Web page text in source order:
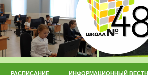
РАСПИСАНИЕ ИНФОРМАЦИОННЫЙ